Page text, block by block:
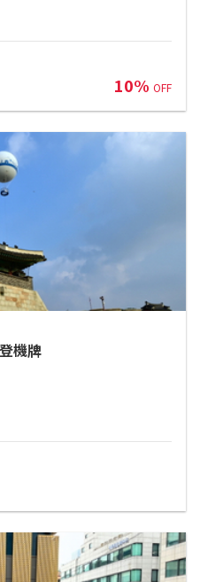
10% OFF
機牌